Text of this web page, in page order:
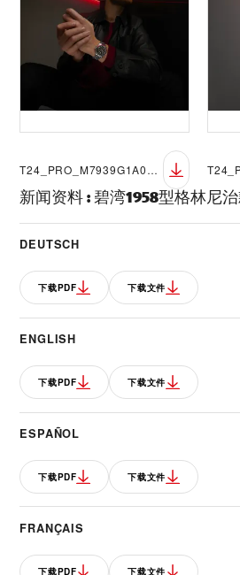
T24_PRO_M7939G1A0NRU-0001_083
新闻资料:碧湾1958型格林尼
DEUTSCH
下载PDF 下载文件
ENGLISH
下载PDF 下载文件
ESPAÑOL
下载PDF 下载文件
FRANÇAIS
下载PDF 下载文件